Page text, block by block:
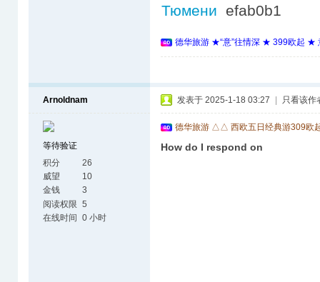
Тюмени efab0b1
德华旅游 ★“意”往情深 ★ 399欧起 ★
Arnoldnam
等待验证
积分
26
威望
10
金钱
3
阅读权限 5
在线时间 0 小时
发表于 2025-1-18 03:27 只看该作
德华旅游 △△ 西欧五日经典游309欧
How do I respond on